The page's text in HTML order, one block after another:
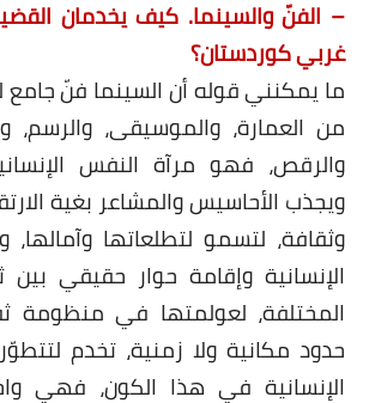
– الفنّ والسينما. كيف يخدمان
غربي كوردستان؟
ما يمكنني قوله أن السينما فنّ جامع
من العمارة، والموسيقى، والرسم،
والرقص، فهو مرآة النفس
ويجذب الأحاسيس والمشاعر بغية
وثقافة، لتسمو لتطلعاتها وآمالها،
الإنسانية وإقامة حوار حقيقي
المختلفة، لعولمتها في منظومة
حدود مكانية ولا زمنية، تخدم
الإنسانية في هذا الكون، فهي